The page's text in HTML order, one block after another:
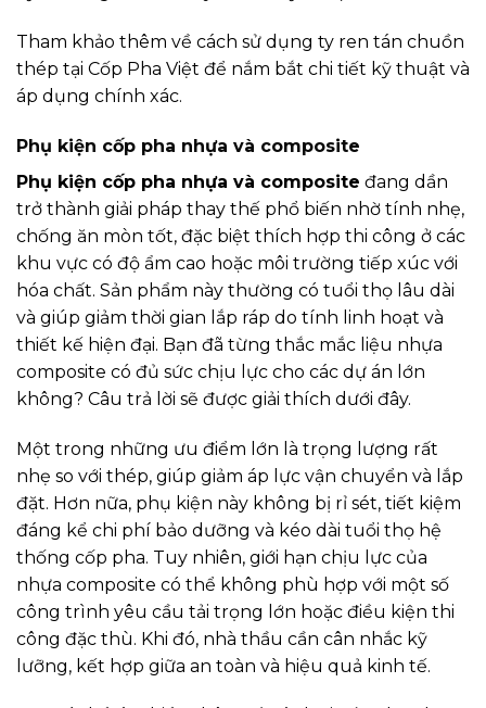
Tham khảo thêm về cách sử dụng ty ren tán chuồn
thép tại Cốp Pha Việt để nắm bắt chi tiết kỹ thuật và
áp dụng chính xác.
Phụ kiện cốp pha nhựa và composite
Phụ kiện cốp pha nhựa và composite đang dần
trở thành giải pháp thay thế phổ biến nhờ tính nhẹ,
chống ăn mòn tốt, đặc biệt thích hợp thi công ở các
khu vực có độ ẩm cao hoặc môi trường tiếp xúc với
hóa chất. Sản phẩm này thường có tuổi thọ lâu dài
và giúp giảm thời gian lắp ráp do tính linh hoạt và
thiết kế hiện đại. Bạn đã từng thắc mắc liệu nhựa
composite có đủ sức chịu lực cho các dự án lớn
không? Câu trả lời sẽ được giải thích dưới đây.
Một trong những ưu điểm lớn là trọng lượng rất
nhẹ so với thép, giúp giảm áp lực vận chuyển và lắp
đặt. Hơn nữa, phụ kiện này không bị rỉ sét, tiết kiệm
đáng kể chi phí bảo dưỡng và kéo dài tuổi thọ hệ
thống cốp pha. Tuy nhiên, giới hạn chịu lực của
nhựa composite có thể không phù hợp với một số
công trình yêu cầu tải trọng lớn hoặc điều kiện thi
công đặc thù. Khi đó, nhà thầu cần cân nhắc kỹ
lưỡng, kết hợp giữa an toàn và hiệu quả kinh tế.